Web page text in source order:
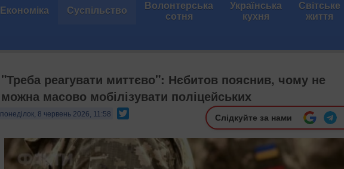
Економіка Суспільство Волонтерська
сотня
Українська
кухня
Світське
життя
"Треба реагувати миттєво": Нєбитов пояснив, чому не
можна масово мобілізувати поліцейських
понеділок, 8 червень 2026, 11:58 Слідкуйте за нами